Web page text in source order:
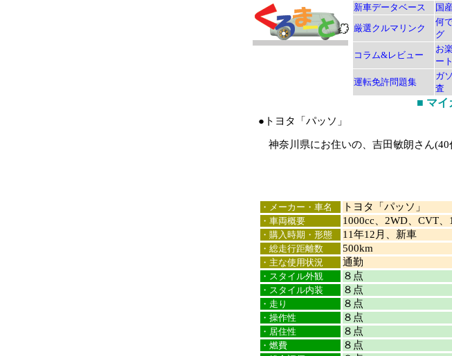
新車データベース 国
厳選クルマリンク
何
グ
コラム&レビュー
お
ート
運転免許問題集
ガ
査
■ マイ
●トヨタ「パッソ」
神奈川県にお住いの、吉田敏朗さん(40
・メーカー・車名 トヨタ「パッソ」
・車両概要 1000cc、2WD、CVT
・購入時期・形態 11年12月、新車
・総走行距離数 500km
・主な使用状況 通勤
・スタイル外観 ８点
・スタイル内装 ８点
・走り ８点
・操作性 ８点
・居住性 ８点
・燃費 ８点